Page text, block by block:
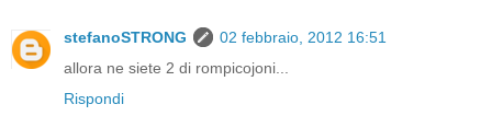
stefanoSTRONG
02 febbraio, 2012 16:51
allora ne siete 2 di rompicojoni...
Rispondi